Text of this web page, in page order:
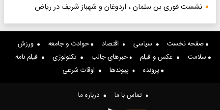
نشست فوری بن سلمان ، اردوغان و شهباز شریف در ریاض
صفحه نخست سیاسی اقتصاد حوادث و جامعه
ورزش
سلامت
عکس و فیلم خبرهای جالب تکنولوژی
فیلم نامه
پرونده
پیوندها اوقات شرعی
تماس با ما درباره ما